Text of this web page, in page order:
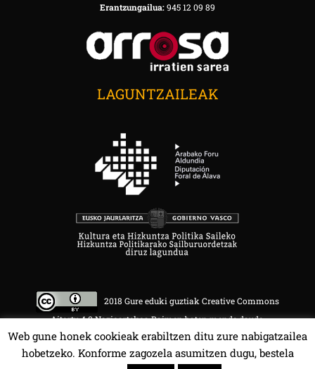
Erantzungailua:945 12 09 89
LAGUNTZAILEAK
2018 Gure eduki guztiak Creative Commons
Aitortu 4.0 Nazioartekoa Baimen baten mende daude.
Web gune honek cookieak erabiltzen ditu zure nabigatzailea
hobetzeko. Konforme zagozela asumitzen dugu, bestela